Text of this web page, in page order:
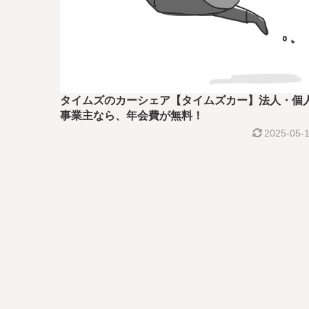
タイムズのカーシェア【タイムズカー】法人・個
事業主なら、年会費が無料！
2025-05-